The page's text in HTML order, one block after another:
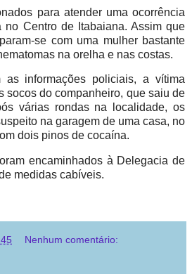
para atender uma ocorrência
no Centro de Itabaiana. Assim que
se com uma mulher bastante
na orelha e nas costas.
informações policiais, a vítima
socos do companheiro, que saiu de
várias rondas na localidade, os
na garagem de uma casa, no
dois pinos de cocaína.
encaminhados à Delegacia de
medidas cabíveis.
Nenhum comentário: